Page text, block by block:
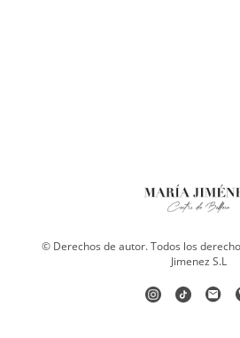
© Derechos de autor. Todos los
Jimenez S.L